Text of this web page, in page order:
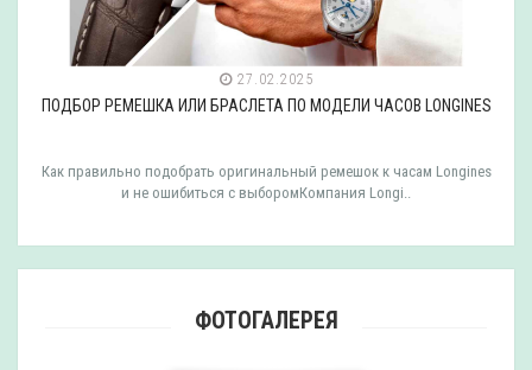
27.02.2025
ПОДБОР РЕМЕШКА ИЛИ БРАСЛЕТА ПО МОДЕЛИ ЧАСОВ LONGINES
Как правильно подобрать оригинальный ремешок к часам Longines
и не ошибиться с выборомКомпания Longi..
ФОТОГАЛЕРЕЯ